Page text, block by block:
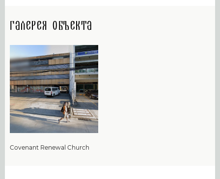
Галерея объекта
Covenant Renewal Church